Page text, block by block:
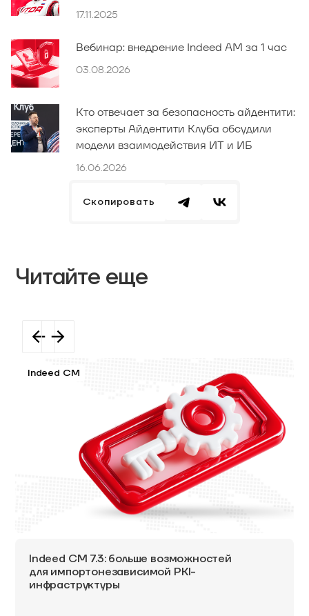
17.11.2025
Вебинар: внедрение Indeed AM за 1 час
03.08.2026
Кто отвечает за безопасность айдентити:
эксперты Айдентити Клуба обсудили
модели взаимодействия ИТ и ИБ
16.06.2026
Скопировать
Читайте еще
Indeed CM
Indeed CM 7.3: больше возможностей
для импортонезависимой PKI-
инфраструктуры